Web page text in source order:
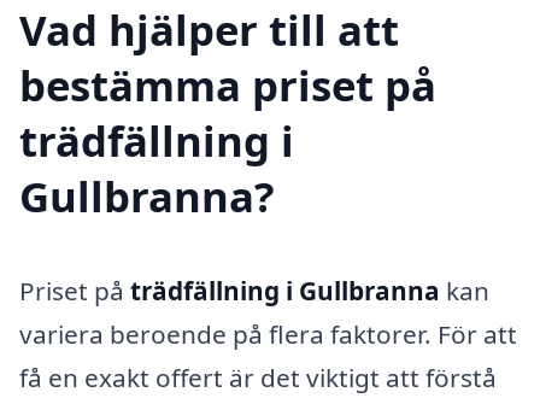
Vad hjälper till att
bestämma priset på
trädfällning i
Gullbranna?
Priset på trädfällning i Gullbranna kan
variera beroende på flera faktorer. För att
få en exakt offert är det viktigt att förstå